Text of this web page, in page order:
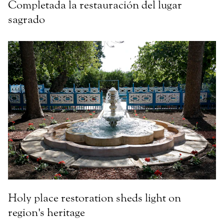
Completada la restauración del lugar
sagrado
Holy place restoration sheds light on
region's heritage